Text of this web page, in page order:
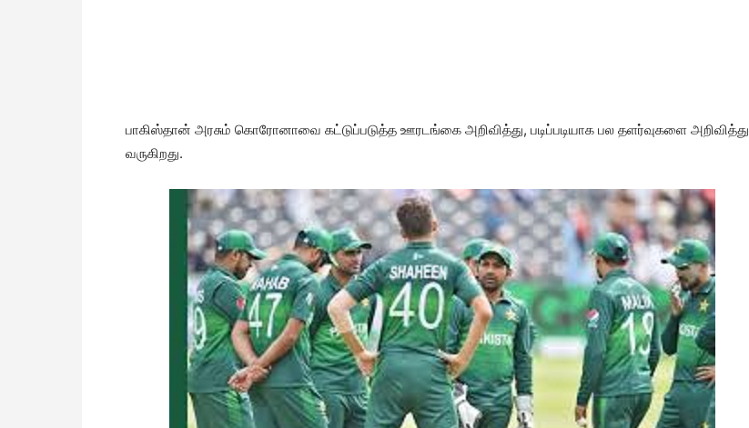
பாகிஸ்தான் அரசும் கொரோனாவை கட்டுப்படுத்த ஊரடங்கை அறிவித்து, படிப்படியாக பல தளர்வுகளை அறிவித்து
வருகிறது.